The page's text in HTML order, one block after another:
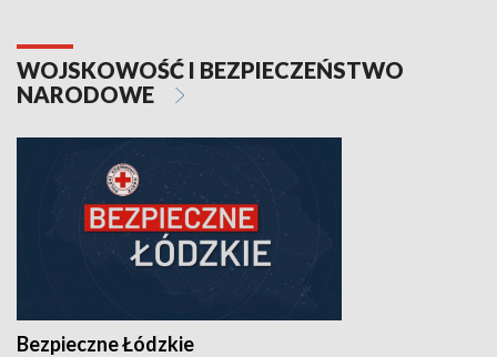
WOJSKOWOŚĆ I BEZPIECZEŃSTWO
NARODOWE
Bezpieczne Łódzkie